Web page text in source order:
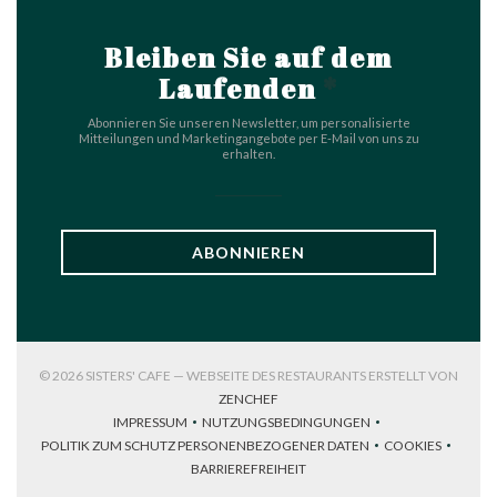
Bleiben Sie auf dem
Laufenden
Abonnieren Sie unseren Newsletter, um personalisierte
Mitteilungen und Marketingangebote per E-Mail von uns zu
erhalten.
ABONNIEREN
© 2026 SISTERS' CAFE — WEBSEITE DES RESTAURANTS ERSTELLT VON
ZENCHEF
IMPRESSUM
((ÖFFNET EIN NEUES FENSTER))
NUTZUNGSBEDINGUNGEN
((ÖFFNET EIN NEUES FENSTER))
POLITIK ZUM SCHUTZ PERSONENBEZOGENER DATEN
((ÖFFNET EIN NEUES FENSTER))
COOKIES
((ÖFFNET
BARRIEREFREIHEIT
((ÖFFNET EIN NEUES FENSTER))